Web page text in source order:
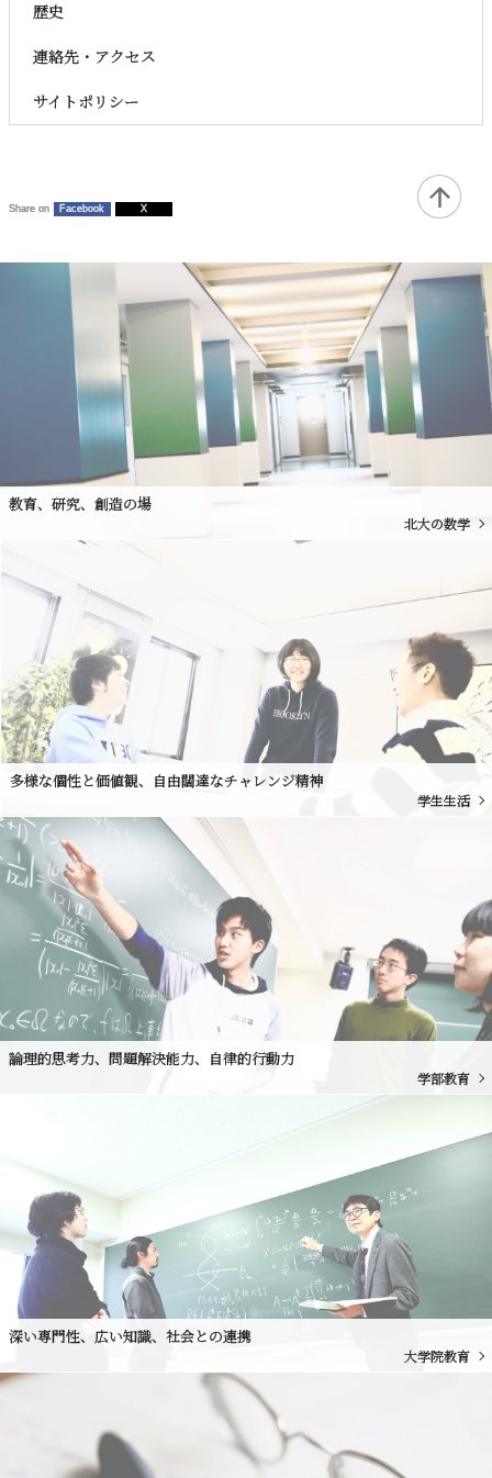
歴史
連絡先・アクセス
サイトポリシー
Share on Facebook X
教育、研究、創造の場
北大の数学
多様な個性と価値観、自由闊達なチャレンジ精神
学生生活
論理的思考力、問題解決能力、自律的行動力
学部教育
深い専門性、広い知識、社会との連携
大学院教育